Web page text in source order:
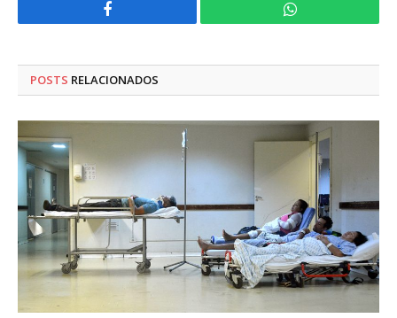
Facebook WhatsApp
POSTS RELACIONADOS